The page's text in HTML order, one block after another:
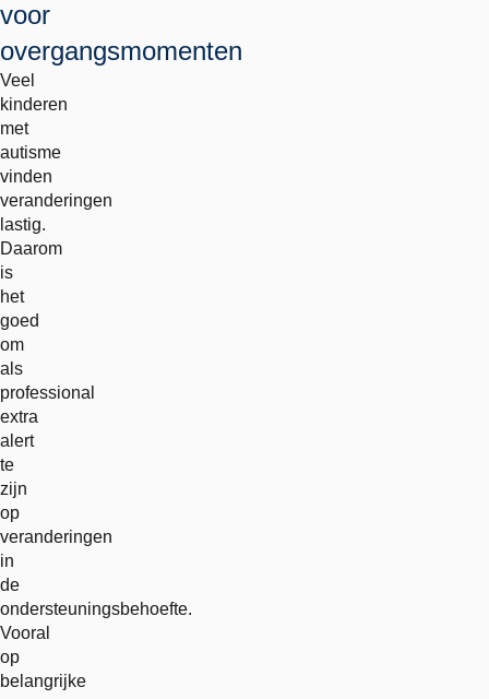
voor
overgangsmomenten
Veel
kinderen
met
autisme
vinden
veranderingen
lastig.
Daarom
is
het
goed
om
als
professional
extra
alert
te
zijn
op
veranderingen
in
de
ondersteuningsbehoefte.
Vooral
op
belangrijke